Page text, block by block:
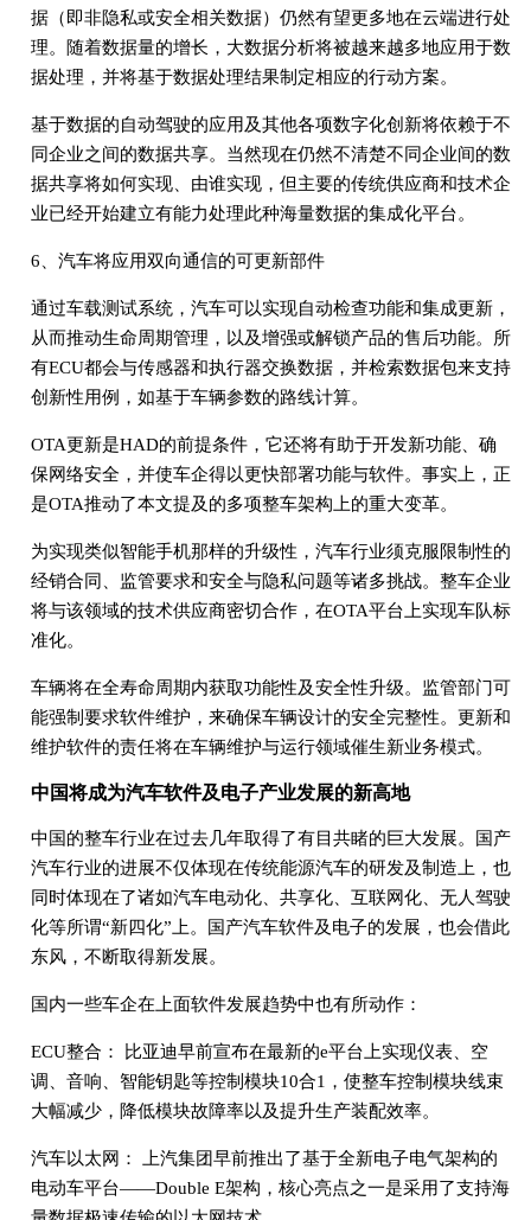
据（即非隐私或安全相关数据）仍然有望更多地在云端进行处
理。随着数据量的增长，大数据分析将被越来越多地应用于数
据处理，并将基于数据处理结果制定相应的行动方案。
基于数据的自动驾驶的应用及其他各项数字化创新将依赖于不
同企业之间的数据共享。当然现在仍然不清楚不同企业间的数
据共享将如何实现、由谁实现，但主要的传统供应商和技术企
业已经开始建立有能力处理此种海量数据的集成化平台。
6、汽车将应用双向通信的可更新部件
通过车载测试系统，汽车可以实现自动检查功能和集成更新，
从而推动生命周期管理，以及增强或解锁产品的售后功能。所
有ECU都会与传感器和执行器交换数据，并检索数据包来支持
创新性用例，如基于车辆参数的路线计算。
OTA更新是HAD的前提条件，它还将有助于开发新功能、确
保网络安全，并使车企得以更快部署功能与软件。事实上，正
是OTA推动了本文提及的多项整车架构上的重大变革。
为实现类似智能手机那样的升级性，汽车行业须克服限制性的
经销合同、监管要求和安全与隐私问题等诸多挑战。整车企业
将与该领域的技术供应商密切合作，在OTA平台上实现车队标
准化。
车辆将在全寿命周期内获取功能性及安全性升级。监管部门可
能强制要求软件维护，来确保车辆设计的安全完整性。更新和
维护软件的责任将在车辆维护与运行领域催生新业务模式。
中国将成为汽车软件及电子产业发展的新高地
中国的整车行业在过去几年取得了有目共睹的巨大发展。国产
汽车行业的进展不仅体现在传统能源汽车的研发及制造上，也
同时体现在了诸如汽车电动化、共享化、互联网化、无人驾驶
化等所谓“新四化”上。国产汽车软件及电子的发展，也会借此
东风，不断取得新发展。
国内一些车企在上面软件发展趋势中也有所动作：
ECU整合： 比亚迪早前宣布在最新的e平台上实现仪表、空
调、音响、智能钥匙等控制模块10合1，使整车控制模块线束
大幅减少，降低模块故障率以及提升生产装配效率。
汽车以太网： 上汽集团早前推出了基于全新电子电气架构的
电动车平台——Double E架构，核心亮点之一是采用了支持海